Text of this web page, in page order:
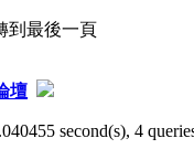
到最後一頁
壇
second(s), 4